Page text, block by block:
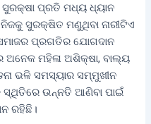
ସୁରକ୍ଷା ପ୍ରତି ମଧ୍ୟ ଧ୍ୟାନ
ସୁରକ୍ଷିତ ମଣୁଥିବା ନାରୀଟିଏ
ପ୍ରଗତିର ଯୋଗଦାନ
ମହିଳା ଅଶିକ୍ଷା, ବାଲ୍ୟ
ଭଳି ସମସ୍ୟାର ସମ୍ମୁଖୀନ
ସ୍ଥିତିରେ ଉନ୍ନତି ଆଣିବା ପାଇଁ
ରହିଛି।